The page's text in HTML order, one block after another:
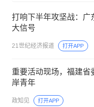
打响下半年攻坚战：广
大信号
21世纪经济报道 打开APP
重要活动现场，福建省
岸青年
政知见 打开APP